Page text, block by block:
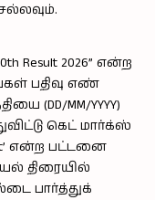
Result 2026” என்ற
பதிவு எண்
(DD/MM/YYYY)
கெட் மார்க்ஸ்
என்ற பட்டனை
திரையில்
பார்த்துக்